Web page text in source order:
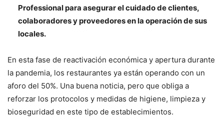
Professional para asegurar el cuidado de clientes,
colaboradores y proveedores en la operación de sus
locales.
En esta fase de reactivación económica y apertura durante
la pandemia, los restaurantes ya están operando con un
aforo del 50%. Una buena noticia, pero que obliga a
reforzar los protocolos y medidas de higiene, limpieza y
bioseguridad en este tipo de establecimientos.